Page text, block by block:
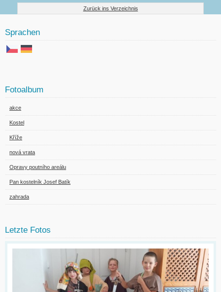
Zurück ins Verzeichnis
Sprachen
Fotoalbum
akce
Kostel
Kříže
nová vrata
Opravy poutního areálu
Pan kostelník Josef Batík
zahrada
Letzte Fotos